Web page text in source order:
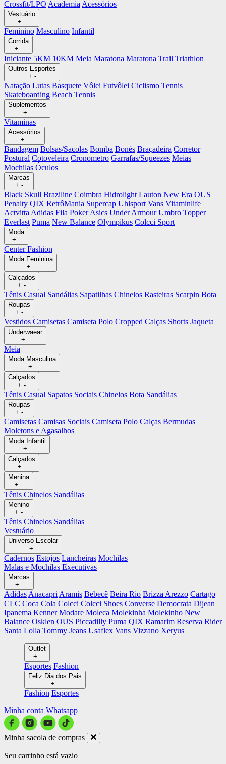
Crossfit/LPO Academia Acessórios
Vestuário
+ -
Feminino Masculino Infantil
Corrida
+ -
Iniciante 5KM 10KM Meia Maratona Maratona Trail Triathlon
Outros Esportes
+ -
Natação Lutas Basquete Vôlei Futvôlei Ciclismo Tennis
Skateboarding Beach Tennis
Suplementos
+ -
Vitaminas
Acessórios
+ -
Bandagem Bolsas/Sacolas Bomba Bonés Braçadeira Corretor
Postural Cotoveleira Cronometro Garrafas/Squeezes Meias
Mochilas Óculos
Marcas
+ -
Black Skull Braziline Coimbra Hidrolight Lauton New Era OUS
Penalty QIX RetrôMania Supercap Uhlsport Vans Vitaminlife
Actvitta Adidas Fila Poker Asics Under Armour Umbro Topper
Everlast Puma New Balance Olympikus Colcci Sport
Moda
+ -
Center Fashion
Moda Feminina
+ -
Calçados
+ -
Tênis Casual Sandálias Sapatilhas Chinelos Rasteiras Scarpin Bota
Roupas
+ -
Vestidos Camisetas Camiseta Polo Cropped Calças Shorts Jaqueta
Underwaear
+ -
Meia
Moda Masculina
+ -
Calçados
+ -
Tênis Casual Sapatos Sociais Chinelos Bota Sandálias
Roupas
+ -
Camisetas Camisas Sociais Camiseta Polo Calças Bermudas
Moletons e Agasalhos
Moda Infantil
+ -
Calçados
+ -
Menina
+ -
Tênis Chinelos Sandálias
Menino
+ -
Tênis Chinelos Sandálias
Vestuário
Universo Escolar
+ -
Cadernos Estojos Lancheiras Mochilas
Malas e Mochilas Executivas
Marcas
+ -
Adidas Anacapri Aramis Bebecê Beira Rio Brizza Arezzo Cartago
CLC Coca Cola Colcci Colcci Shoes Converse Democrata Dijean
Ipanema Kenner Modare Moleca Molekinha Molekinho New
Balance Osklen OUS Piccadilly Puma QIX Ramarim Reserva Rider
Santa Lolla Tommy Jeans Usaflex Vans Vizzano Xeryus
Outlet
+ -
Esportes Fashion
Feliz Dia dos Pais
+ -
Fashion Esportes
Minha conta Whatsapp
Minha sacola de compras
Seu carrinho está vazio